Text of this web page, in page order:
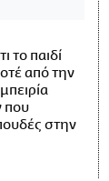
το παιδί
από την
που
στην